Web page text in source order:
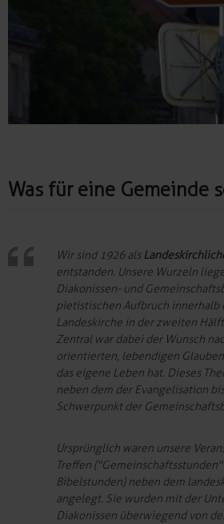
Was für eine Gemeinde
Wir sind 1926 als
entstanden. Unsere Wurzeln
Diakonissen- und
pietistischen Aufbruch innerhalb
Landeskirche in der zweiten
Zentral war dabei der Wunsch
orientierten, lebendigen
das eigene Leben hat. Dieses
neben dem der Evangelisation
Schwerpunkt der
Ursprünglich waren unsere
Treffen
Bibelstunden) neben dem
angelegt. Sie wurden mit der
Diakonissen überwiegend von